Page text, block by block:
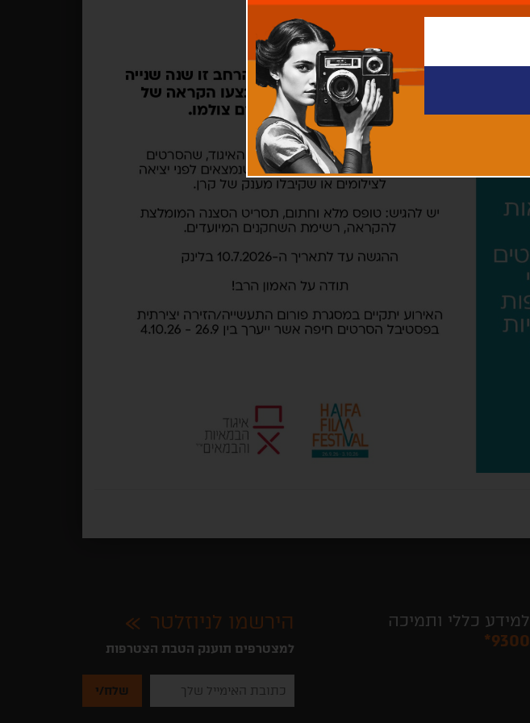
למידע כללי ותמיכה
*9300
הירשמו לניוזלטר
למצטרפים תוענק הטבת הצטרפות
להזין
את